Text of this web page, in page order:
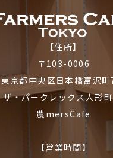
【住所】
〒103-0006
東京都中央区日本橋富沢
ザ・パークレックス人形
農mersCafe
【営業時間】